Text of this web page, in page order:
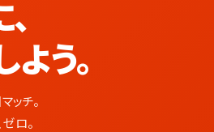
う。
ッチ。
ロ。